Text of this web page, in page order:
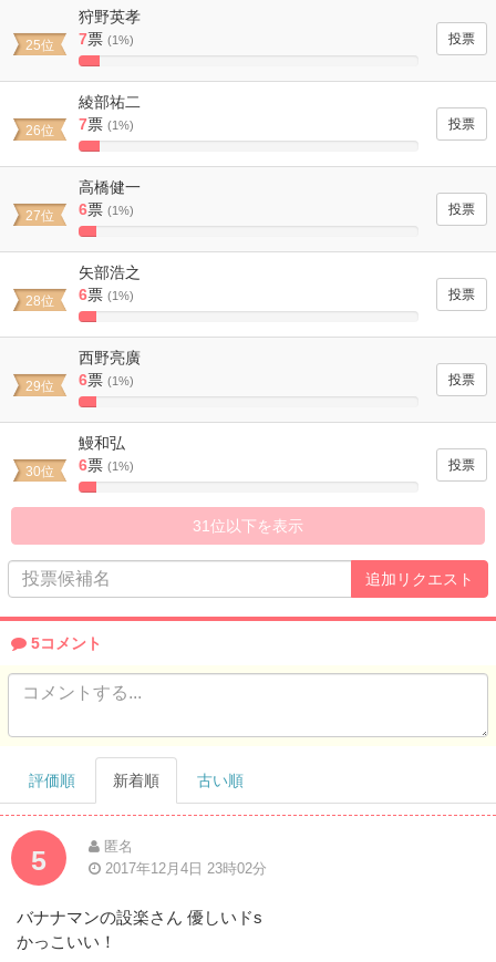
25位
狩野英孝
7票 (1%)
6.140350877193%
26位
綾部祐二
7票 (1%)
6.140350877193%
27位
高橋健一
6票 (1%)
5.2631578947368%
28位
矢部浩之
6票 (1%)
5.2631578947368%
29位
西野亮廣
6票 (1%)
5.2631578947368%
30位
鰻和弘
6票 (1%)
5.2631578947368%
31位以下を表示
5コメント
評価順 新着順 古い順
5
匿名
2017年12月4日 23時02分
バナナマンの設楽さん 優しいドs
かっこいい！